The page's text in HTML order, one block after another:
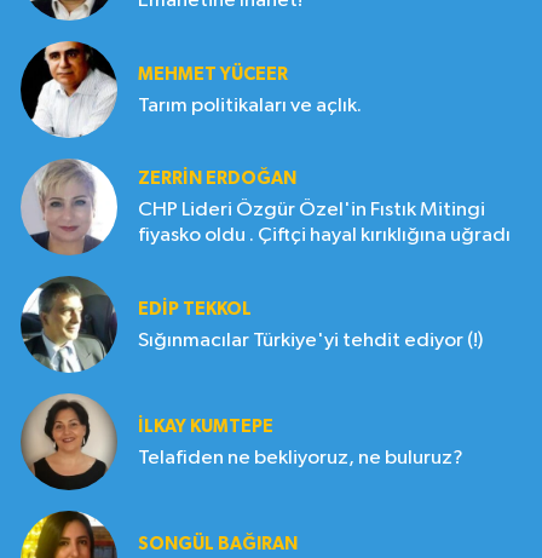
MEHMET YÜCEER
Tarım politikaları ve açlık.
ZERRIN ERDOĞAN
CHP Lideri Özgür Özel'in Fıstık Mitingi
fiyasko oldu . Çiftçi hayal kırıklığına uğradı
EDIP TEKKOL
Sığınmacılar Türkiye'yi tehdit ediyor (!)
İLKAY KUMTEPE
Telafiden ne bekliyoruz, ne buluruz?
SONGÜL BAĞIRAN